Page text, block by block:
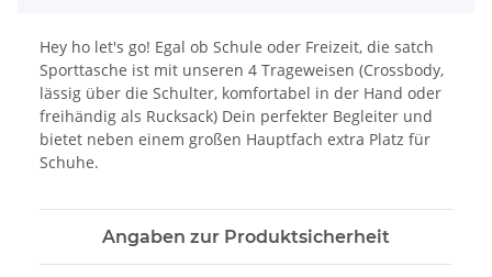
Hey ho let's go! Egal ob Schule oder Freizeit, die satch
Sporttasche ist mit unseren 4 Trageweisen (Crossbody,
lässig über die Schulter, komfortabel in der Hand oder
freihändig als Rucksack) Dein perfekter Begleiter und
bietet neben einem großen Hauptfach extra Platz für
Schuhe.
Angaben zur Produktsicherheit